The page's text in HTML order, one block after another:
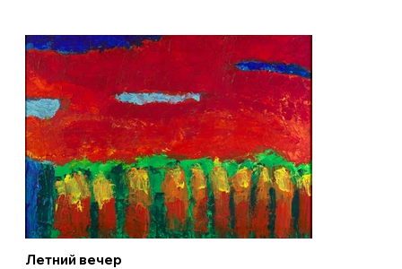
Летний вечер